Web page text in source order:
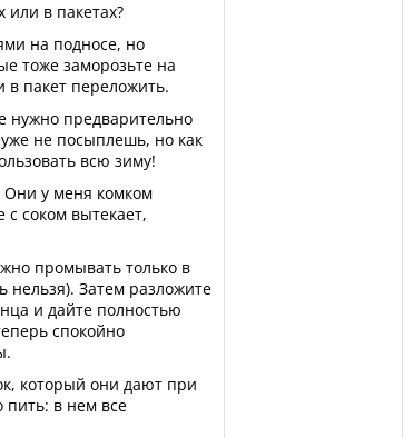
или в пакетах?
на подносе, но
тоже заморозьте на
в пакет переложить.
нужно предварительно
не посыплешь, но как
всю зиму!
Они у меня комком
соком вытекает,
промывать только в
нельзя). Затем разложите
и дайте полностью
спокойно
который они дают при
в нем все